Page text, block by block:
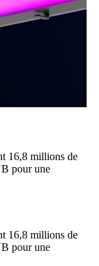
16,8 millions de
pour une
16,8 millions de
pour une